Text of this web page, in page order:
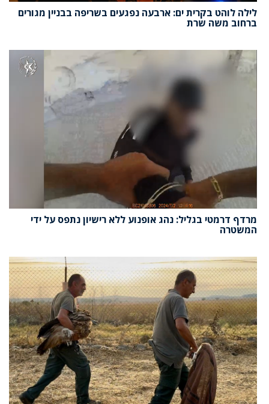
לילה לוהט בקרית ים: ארבעה נפגעים בשריפה בבניין מגורים
ברחוב משה שרת
מרדף דרמטי בגליל: נהג אופנוע ללא רישיון נתפס על ידי
המשטרה